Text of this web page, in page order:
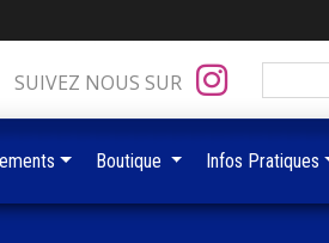
SUIVEZ NOUS SUR
Boutique Infos Pratiques